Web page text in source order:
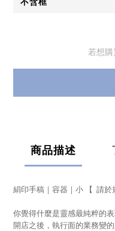
若想購
商品描述
絹印手稿｜容器｜小 【 請
你覺得什麼是靈感最純粹的表
開店之後，執行面的業務變